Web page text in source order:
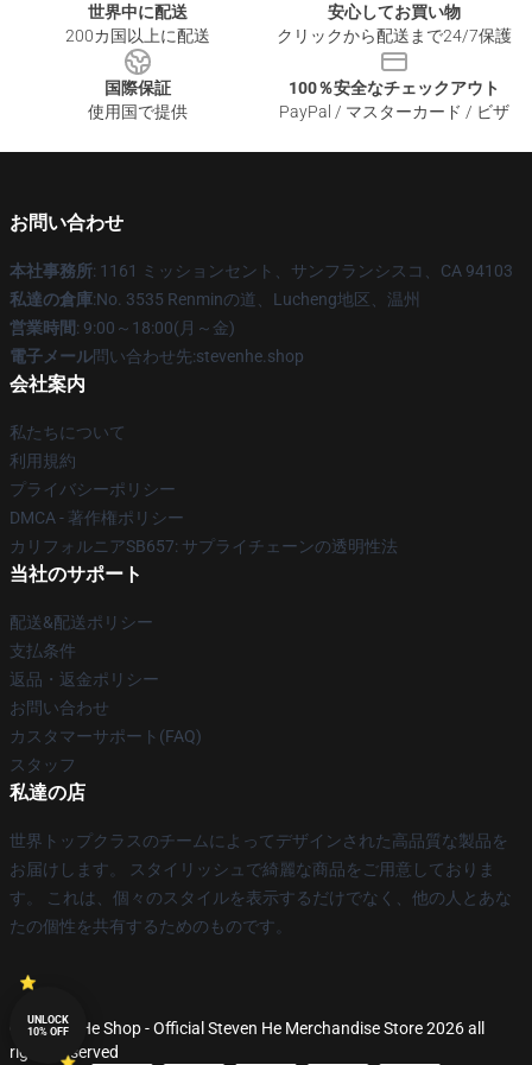
世界中に配送
200カ国以上に配送
安心してお買い物
クリックから配送まで24/7保護
国際保証
使用国で提供
100％安全なチェックアウト
PayPal / マスターカード / ビザ
お問い合わせ
本社事務所: 1161 ミッションセント、サンフランシスコ、CA 94103
私達の倉庫:No. 3535 Renminの道、Lucheng地区、温州
営業時間: 9:00～18:00(月～金)
電子メール問い合わせ先:stevenhe.shop
会社案内
私たちについて
利用規約
プライバシーポリシー
DMCA - 著作権ポリシー
カリフォルニアSB657: サプライチェーンの透明性法
当社のサポート
配送&配送ポリシー
支払条件
返品・返金ポリシー
お問い合わせ
カスタマーサポート(FAQ)
スタッフ
私達の店
世界トップクラスのチームによってデザインされた高品質な製品を
お届けします。 スタイリッシュで綺麗な商品をご用意しておりま
す。 これは、個々のスタイルを表示するだけでなく、他の人とあな
たの個性を共有するためのものです。
© Steven He Shop - Official Steven He Merchandise Store 2026 all
rights reserved
UNLOCK
10% OFF